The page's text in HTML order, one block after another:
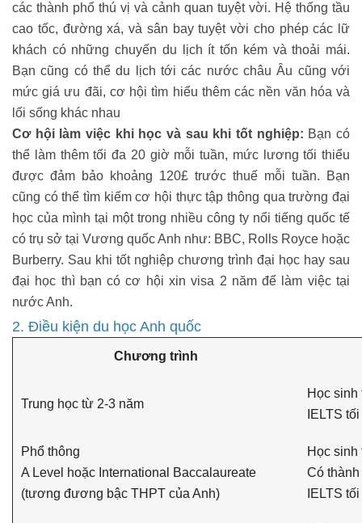
các thành phố thú vị và cảnh quan tuyệt vời. Hệ thống tầu
cao tốc, đường xá, và sân bay tuyệt vời cho phép các lữ
khách có những chuyến du lịch ít tốn kém và thoải mái.
Bạn cũng có thể du lịch tới các nước châu Âu cũng với
mức giá ưu đãi, cơ hội tìm hiểu thêm các nền văn hóa và
lối sống khác nhau
Cơ hội làm việc khi học và sau khi tốt nghiệp: Bạn có
thể làm thêm tối đa 20 giờ mỗi tuần, mức lương tối thiểu
được đảm bảo khoảng 120£ trước thuế mỗi tuần. Bạn
cũng có thể tìm kiếm cơ hội thực tập thông qua trường đại
học của mình tại một trong nhiều công ty nổi tiếng quốc tế
có trụ sở tại Vương quốc Anh như: BBC, Rolls Royce hoặc
Burberry. Sau khi tốt nghiệp chương trình đại học hay sau
đại học thì bạn có cơ hội xin visa 2 năm để làm việc tại
nước Anh.
2. Điều kiện du học Anh quốc
Chương trình
Trung học từ 2-3 năm
Học
IELTS
Phổ thông
A Level hoặc International Baccalaureate
(tương đương bậc THPT của Anh)
Học
Có
IELTS